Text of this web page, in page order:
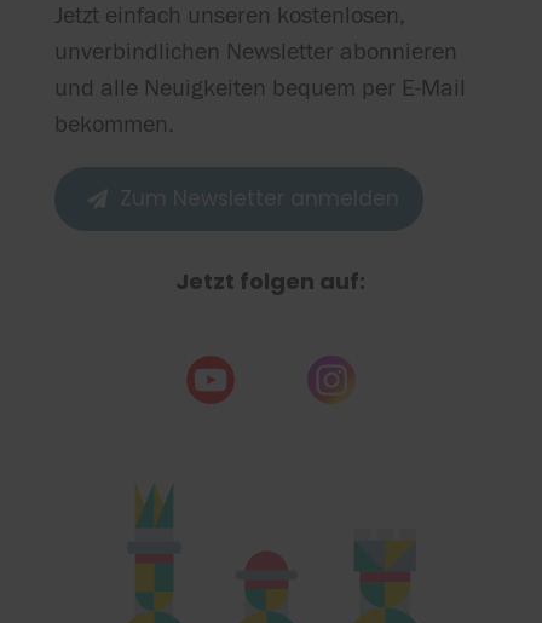
Jetzt einfach unseren kostenlosen,
unverbindlichen Newsletter abonnieren
und alle Neuigkeiten bequem per E-Mail
bekommen.
Jetzt folgen auf: